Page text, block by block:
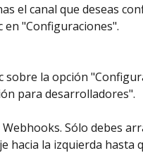
el canal que deseas
en "Configuraciones".
sobre la opción
para desarrolladores".
Sólo debes
hacia la izquierda hasta